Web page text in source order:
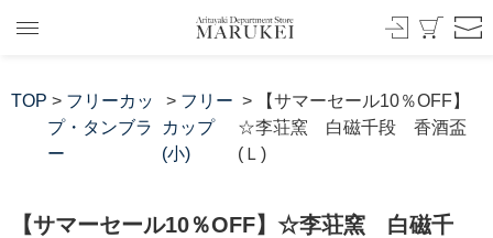
TOP > フリーカッ
プ・タンブラ
ー
> フリー
カップ
(小)
> 【サマーセール10％OFF】
☆李荘窯 白磁千段 香酒盃
(Ｌ)
【サマーセール10％OFF】☆李荘窯 白磁千